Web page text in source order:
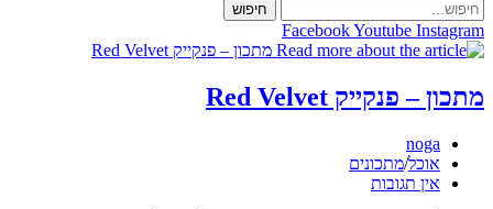
חיפוש
FacebookYoutube Instagram
מתכון – פנקייק Red Velvet
מחבר:
noga
קטגוריה:
אוכל/מתכונים
תגובות:
אין תגובות